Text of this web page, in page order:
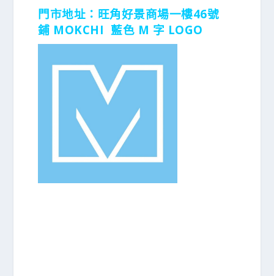
門市地址： 旺角好景商場一樓46號
鋪 MOKCHI 藍色 M 字 LOGO